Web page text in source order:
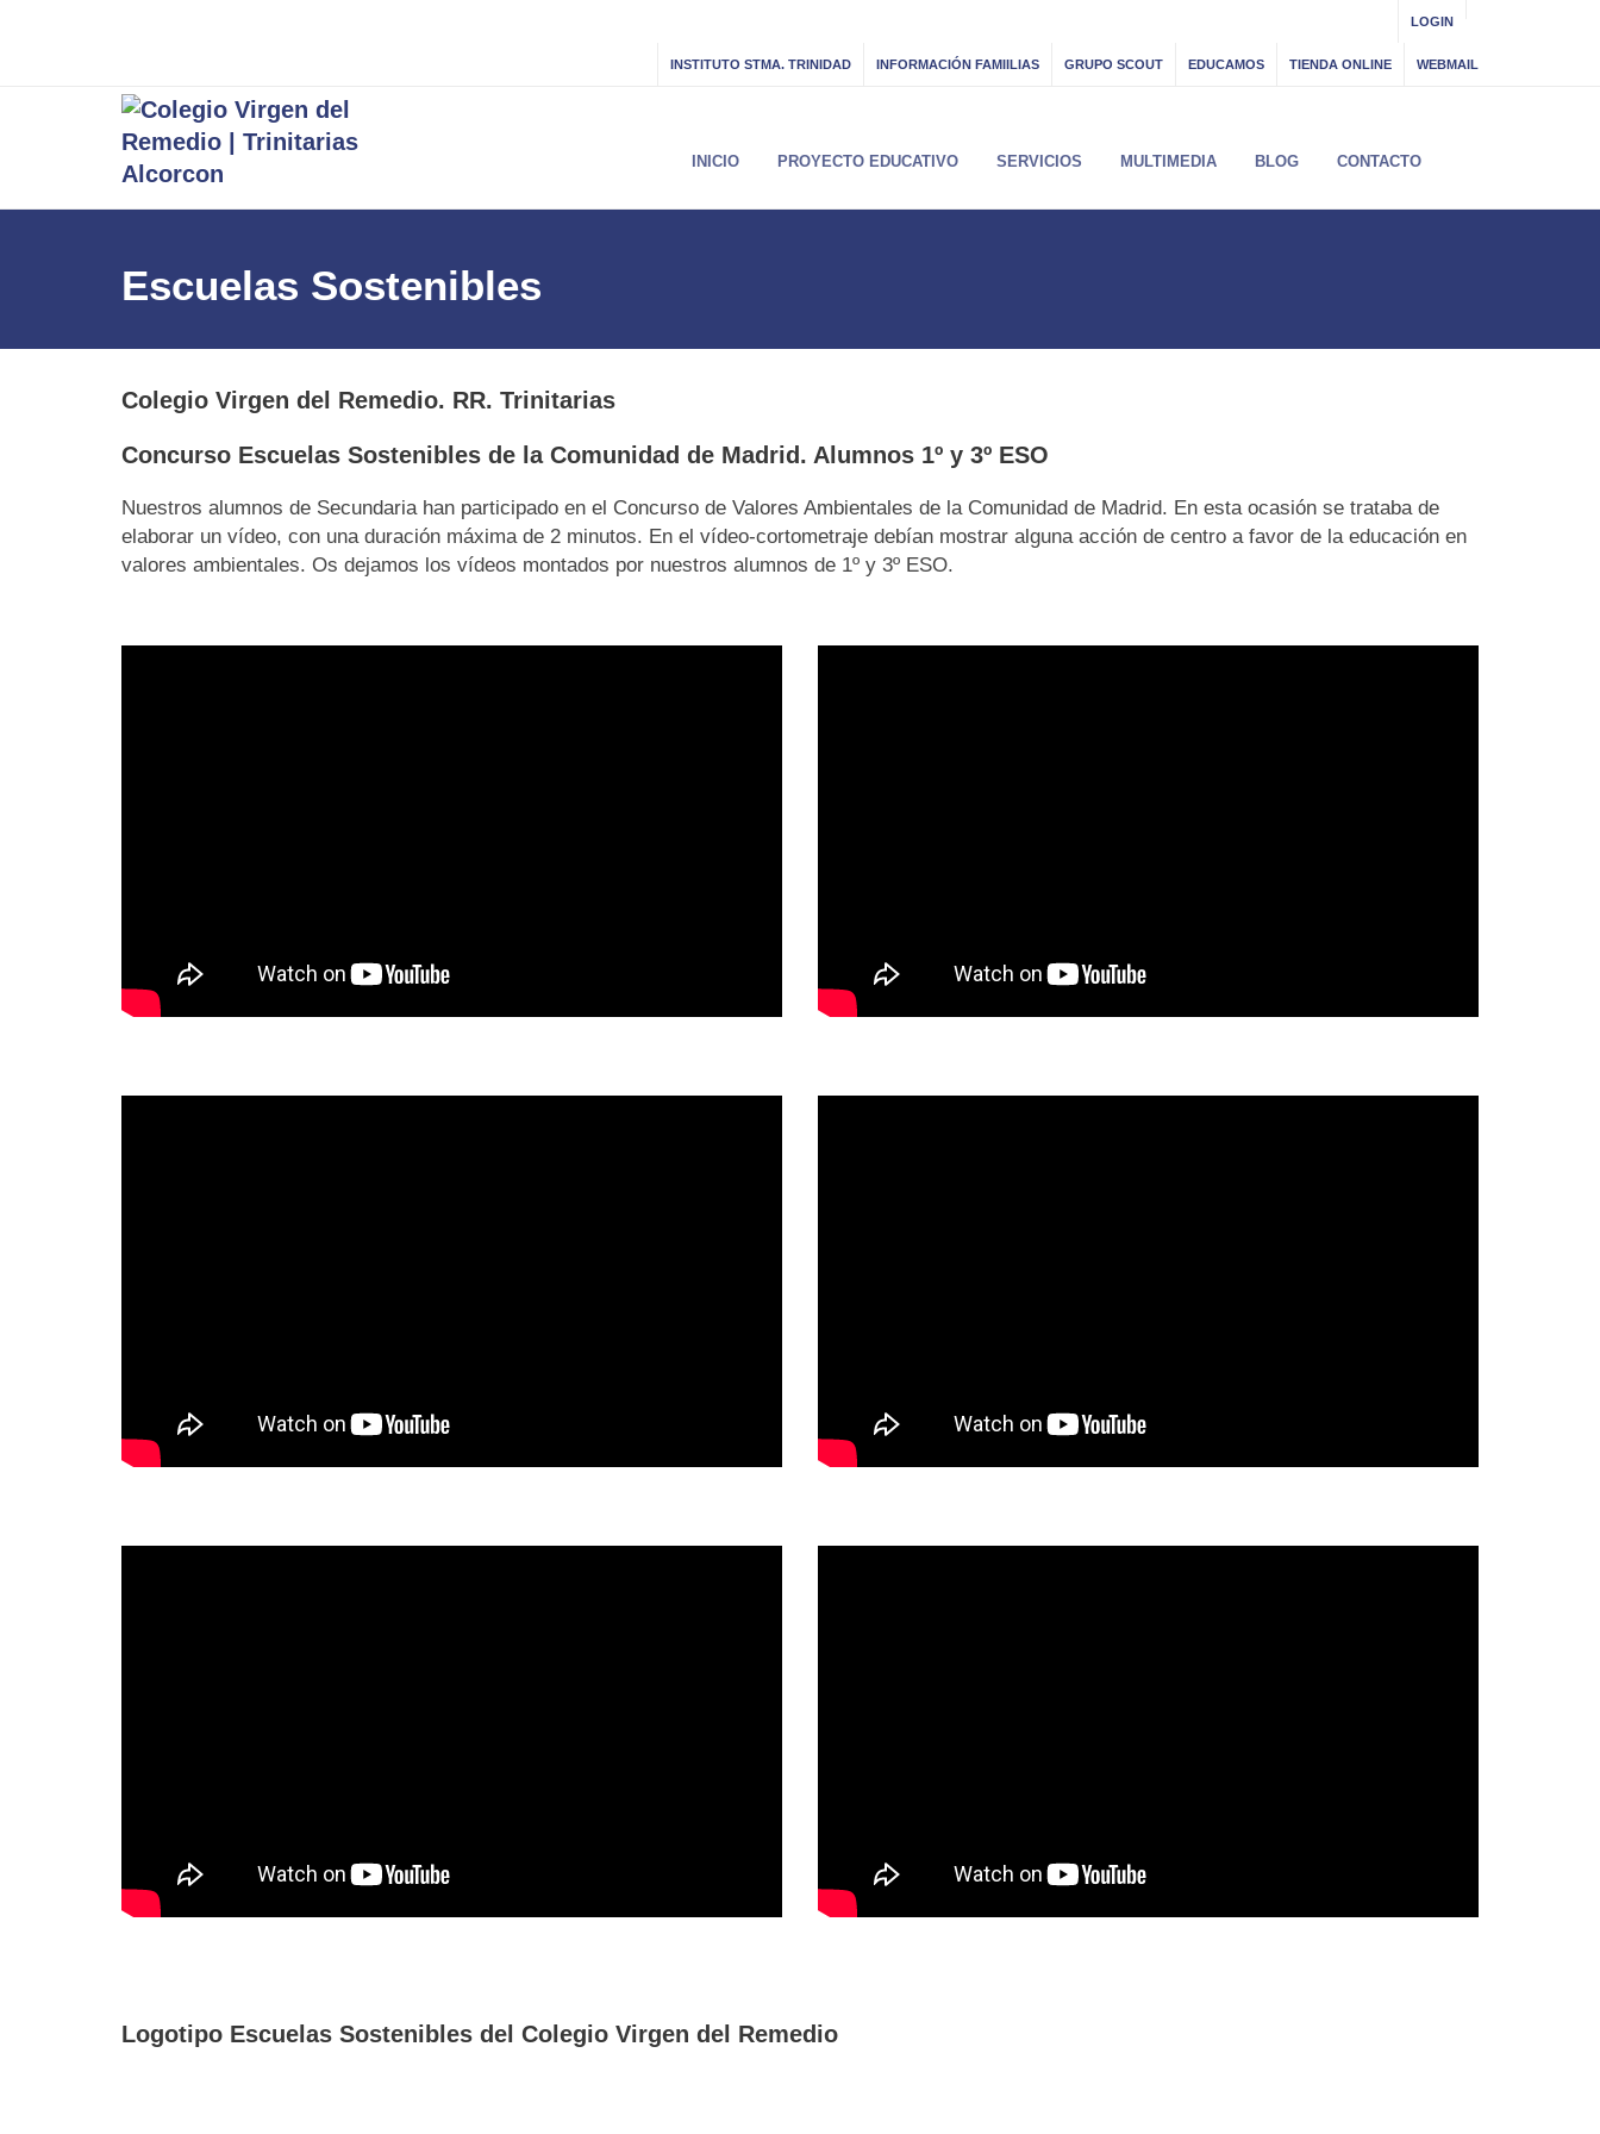
LOGIN
INSTITUTO STMA. TRINIDAD INFORMACIÓN FAMIILIAS GRUPO SCOUT EDUCAMOS TIENDA ONLINE WEBMAIL
INICIO PROYECTO EDUCATIVO SERVICIOS MULTIMEDIA BLOG CONTACTO
Escuelas Sostenibles
Colegio Virgen del Remedio. RR. Trinitarias
Concurso Escuelas Sostenibles de la Comunidad de Madrid. Alumnos 1º y 3º ESO
Nuestros alumnos de Secundaria han participado en el Concurso de Valores Ambientales de la Comunidad de Madrid. En esta ocasión se trataba de
elaborar un vídeo, con una duración máxima de 2 minutos. En el vídeo-cortometraje debían mostrar alguna acción de centro a favor de la educación en
valores ambientales. Os dejamos los vídeos montados por nuestros alumnos de 1º y 3º ESO.
Logotipo Escuelas Sostenibles del Colegio Virgen del Remedio